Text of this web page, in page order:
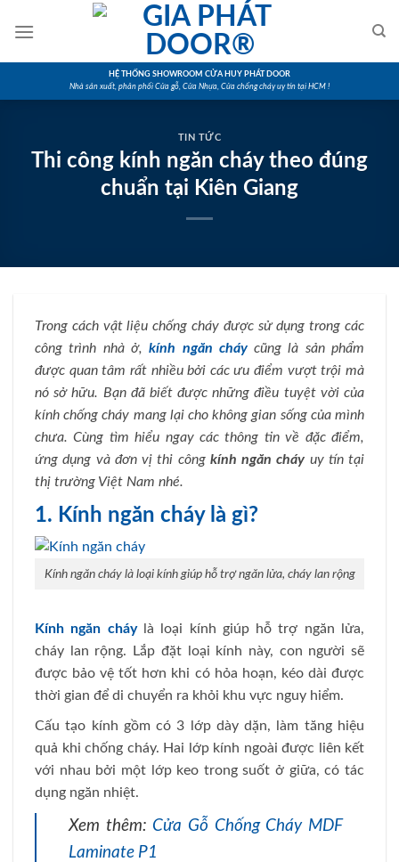
HỆ THỐNG SHOWROOM CỬA HUY PHÁT DOOR
Nhà sản xuất, phân phối Cửa gỗ, Cửa Nhựa, Cửa chống cháy uy tín tại HCM !
TIN TỨC
Thi công kính ngăn cháy theo đúng
chuẩn tại Kiên Giang
Trong cách vật liệu chống cháy được sử dụng trong các
công trình nhà ở,kính ngăn cháycũng là sản phẩm
được quan tâm rất nhiều bởi các ưu điểm vượt trội mà
nó sở hữu. Bạn đã biết được những điều tuyệt vời của
kính chống cháy mang lại cho không gian sống của mình
chưa. Cùng tìm hiểu ngay các thông tin về đặc điểm,
ứng dụng và đơn vị thi công kính ngăn cháy uy tín tại
thị trường Việt Nam nhé.
1. Kính ngăn cháy là gì?
Kính ngăn cháy là loại kính giúp hỗ trợ ngăn lửa, cháy lan rộng
Kính ngăn cháylà loại kính giúp hỗ trợ ngăn lửa,
cháy lan rộng. Lắp đặt loại kính này, con người sẽ
được bảo vệ tốt hơn khi có hỏa hoạn, kéo dài được
thời gian để di chuyển ra khỏi khu vực nguy hiểm.
Cấu tạo kính gồm có 3 lớp dày dặn, làm tăng hiệu
quả khi chống cháy. Hai lớp kính ngoài được liên kết
với nhau bởi một lớp keo trong suốt ở giữa, có tác
dụng ngăn nhiệt.
Xem thêm: Cửa Gỗ Chống Cháy MDF
Laminate P1